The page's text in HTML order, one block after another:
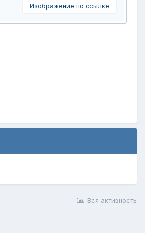
Изображение по ссылке
Вся активность